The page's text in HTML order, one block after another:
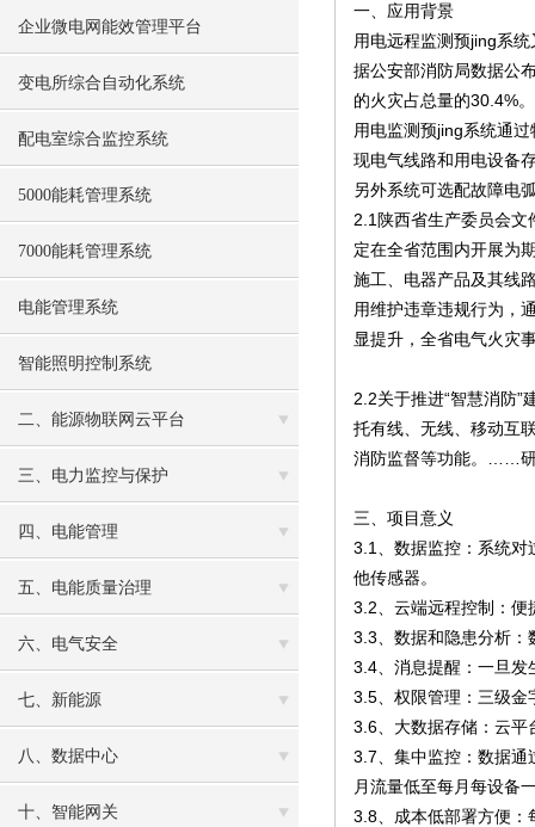
企业微电网能效管理平台
变电所综合自动化系统
配电室综合监控系统
5000能耗管理系统
7000能耗管理系统
电能管理系统
智能照明控制系统
二、能源物联网云平台
三、电力监控与保护
四、电能管理
五、电能质量治理
六、电气安全
七、新能源
八、数据中心
十、智能网关
一、应用背景
用电远程监测预jing系
据公安部消防局数据公
的火灾占总量的30.4%。
用电监测预jing系统通
现电气线路和用电设备
另外系统可选配故障电
2.1陕西省生产委员会
定在全省范围内开展为
施工、电器产品及其线
用维护违章违规行为，
显提升，全省电气火灾
2.2关于推进“智慧消防”
托有线、无线、移动互
消防监督等功能。……研
三、项目意义
3.1、数据监控：系统对
他传感器。
3.2、云端远程控制：便
3.3、数据和隐患分析：
3.4、消息提醒：一旦发
3.5、权限管理：三级金
3.6、大数据存储：云平
3.7、集中监控：数据通
月流量低至每月每设备
3.8、成本低部署方便：